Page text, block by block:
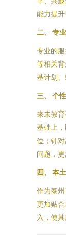
能力提
二、 专
专业的
等相关
基计划
三、 个
来未教
基础上
位；针
问题，
四、 本
作为泰
更加贴
入，使